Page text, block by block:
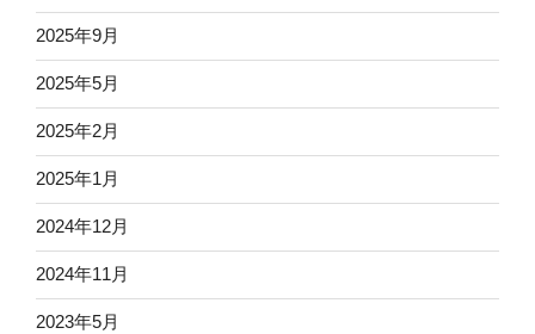
2025年9月
2025年5月
2025年2月
2025年1月
2024年12月
2024年11月
2023年5月